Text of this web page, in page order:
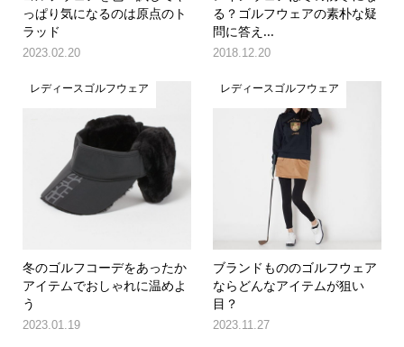
っぱり気になるのは原点のト
ラッド
2023.02.20
る？ゴルフウェアの素朴な疑
問に答え...
2018.12.20
レディースゴルフウェア
冬のゴルフコーデをあったか
アイテムでおしゃれに温めよ
う
2023.01.19
レディースゴルフウェア
ブランドもののゴルフウェア
ならどんなアイテムが狙い
目？
2023.11.27